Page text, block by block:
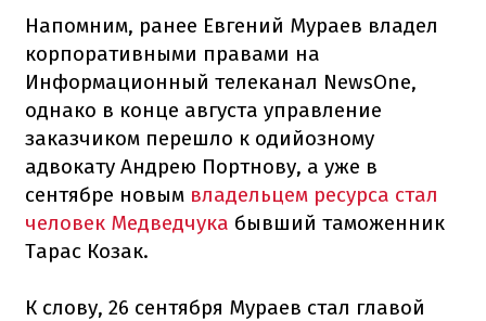
Напомним, ранее Евгений Мураев владел
корпоративными правами на
Информационный телеканал NewsOne,
однако в конце августа управление
заказчиком перешло к одийозному
адвокату Андрею Портнову, а уже в
сентябре новым владельцем ресурса стал
человек Медведчука бывший таможенник
Тарас Козак.
К слову, 26 сентября Мураев стал главой